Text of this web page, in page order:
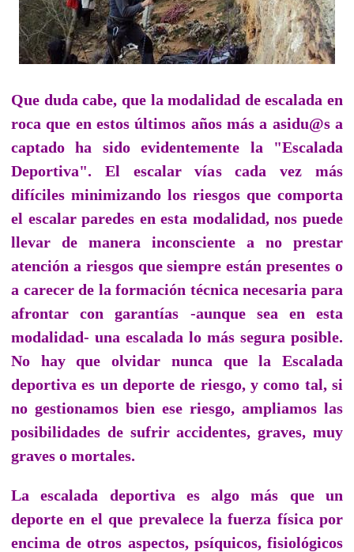
Que duda cabe, que la modalidad de escalada en
roca que en estos últimos años más a asidu@s a
captado ha sido evidentemente la "Escalada
Deportiva". El escalar vías cada vez más
difíciles minimizando los riesgos que comporta
el escalar paredes en esta modalidad, nos puede
llevar de manera inconsciente a no prestar
atención a riesgos que siempre están presentes o
a carecer de la formación técnica necesaria para
afrontar con garantías -aunque sea en esta
modalidad- una escalada lo más segura posible.
No hay que olvidar nunca que la Escalada
deportiva es un deporte de riesgo, y como tal, si
no gestionamos bien ese riesgo, ampliamos las
posibilidades de sufrir accidentes, graves, muy
graves o mortales.
La escalada deportiva es algo más que un
deporte en el que prevalece la fuerza física por
encima de otros aspectos, psíquicos, fisiológicos